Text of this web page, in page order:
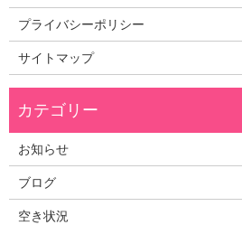
プライバシーポリシー
サイトマップ
お知らせ
ブログ
空き状況